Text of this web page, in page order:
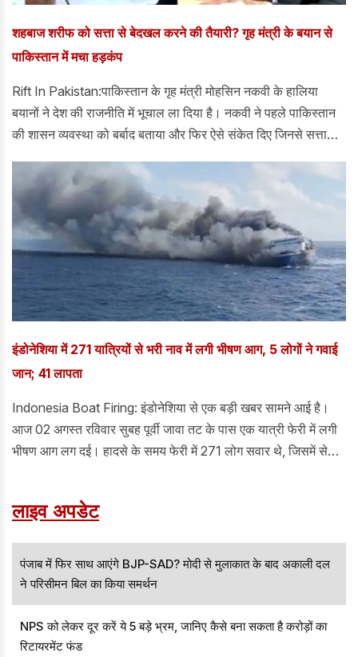
शहबाज शरीफ को सत्ता से बेदखल करने की तैयारी? गृह मंत्री के बयान से
पाकिस्तान में मचा हड़कंप
Rift In Pakistan:पाकिस्तान के गृह मंत्री मोहसिन नकवी के हालिया
बयानों ने देश की राजनीति में भूचाल ला दिया है। नकवी ने पहले पाकिस्तान
की शासन व्यवस्था को बर्बाद बताया और फिर ऐसे संकेत दिए जिनसे सत्ता
इंडोनेशिया में 271 यात्रियों से भरी नाव में लगी भीषण आग, 5 लोगों ने गवाई
जान; 41 लापता
Indonesia Boat Firing: इंडोनेशिया से एक बड़ी खबर सामने आई है।
आज 02 अगस्त रविवार सुबह पूर्वी जावा तट के पास एक यात्री फेरी में लगी
भीषण आग लग दई। हादसे के समय फेरी में 271 लोग सवार थे, जिसमें से
बताए जा रहे हैं।
लाइव अपडेट
पंजाब में फिर साथ आएंगे BJP-SAD? मोदी से मुलाकात के बाद अकाली दल
ने परिसीमन बिल का किया समर्थन
NPS को लेकर दूर करें ये 5 बड़े भ्रम, जानिए कैसे बना सकता है करोड़ों का
रिटायरमेंट फंड